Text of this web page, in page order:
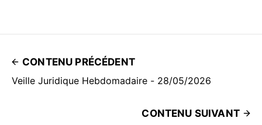
CONTENU PRÉCÉDENT
Veille Juridique Hebdomadaire - 28/05/2026
CONTENU SUIVANT